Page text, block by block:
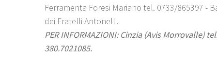
Ferramenta Foresi Mariano tel. 0733/865397 -
dei Fratelli Antonelli.
PER INFORMAZIONI: Cinzia (Avis Morrovalle)
380.7021085.